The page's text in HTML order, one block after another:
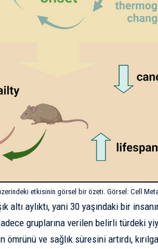
etkisinin görsel bir özeti. Görsel: Cell
altı aylıktı, yani 30 yaşındaki bir
gruplarına verilen belirli türdeki
ve sağlık süresini artırdı,